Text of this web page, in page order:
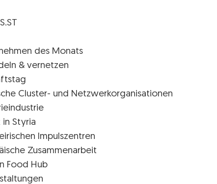
des Monats
& vernetzen
Cluster- und Netzwerkorganisationen
in Styria
Impulszentren
Zusammenarbeit
Food Hub